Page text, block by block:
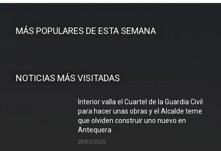
MÁS POPULARES DE ESTA SEMANA
NOTICIAS MÁS VISITADAS
Interior valla el Cuartel de la Guardia Civil
para hacer unas obras y el Alcalde teme
que olviden construir uno nuevo en
Antequera
28/05/2025